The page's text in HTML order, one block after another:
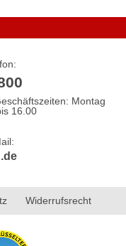
Montag
16.00
Widerrufsrecht